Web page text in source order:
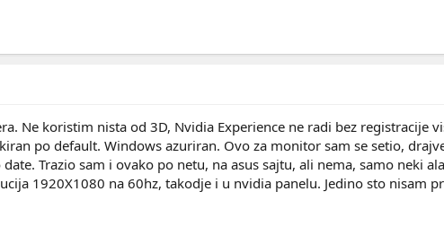
Ne koristim nista od 3D, Nvidia Experience ne radi bez registracije
po default. Windows azuriran. Ovo za monitor sam se setio,
Trazio sam i ovako po netu, na asus sajtu, ali nema, samo neki
1920X1080 na 60hz, takodje i u nvidia panelu. Jedino sto nisam